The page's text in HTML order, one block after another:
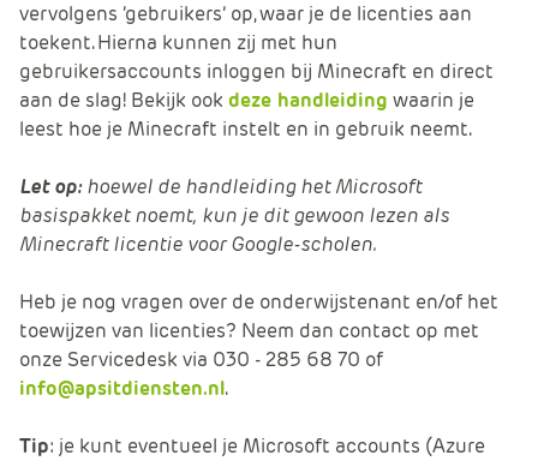
vervolgens ‘gebruikers’ op, waar je de licenties aan
toekent. Hierna kunnen zij met hun
gebruikersaccounts inloggen bij Minecraft en direct
aan de slag! Bekijk ook deze handleiding waarin je
leest hoe je Minecraft instelt en in gebruik neemt.
Let op:hoewel de handleiding het Microsoft
basispakket noemt, kun je dit gewoon lezen als
Minecraft licentie voor Google-scholen.
Heb je nog vragen over de onderwijstenant en/of het
toewijzen van licenties? Neem dan contact op met
onze Servicedesk via 030 - 285 68 70 of
info@apsitdiensten.nl.
Tip: je kunt eventueel je Microsoft accounts (Azure